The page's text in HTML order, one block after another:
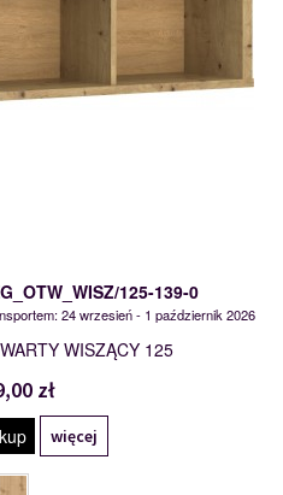
125-139-0
24 wrzesień - 1 październik 2026
WISZĄCY 125
zł
więcej